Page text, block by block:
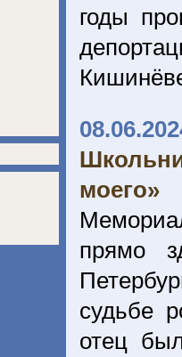
годы
моего»
прямо
судьбе
отец